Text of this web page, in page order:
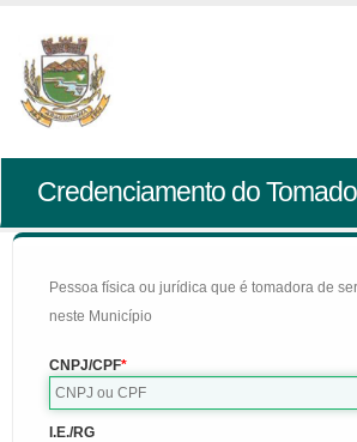
Credenciamento do
Pessoa física ou jurídica que é tomadora de
neste Município
CNPJ/CPF
I.E./RG